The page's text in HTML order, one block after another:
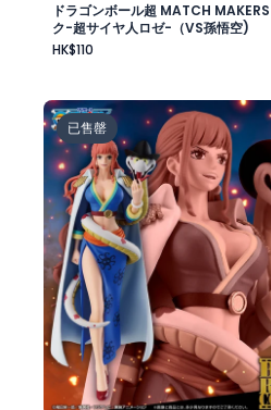
ドラゴンボール超 MATCH
ク-超サイヤ人ロゼ-（VS孫悟空)
HK$110
ワンピース BATTLE
已售罄